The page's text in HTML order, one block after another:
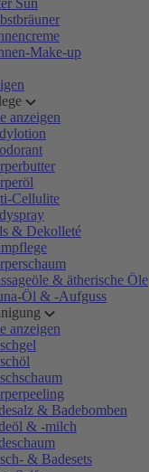
Sun
Make-up
anzeigen
Cellulite
& Dekolleté
& ätherische Öle
Öl & -Aufguss
anzeigen
& Badebomben
& -milch
& Badesets